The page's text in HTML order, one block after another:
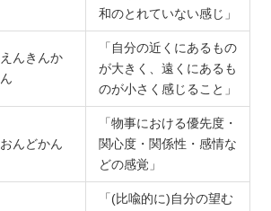
和のとれていない感じ」
えんきんか
ん
「自分の近くにあるもの
が大きく、遠くにあるも
のが小さく感じること」
おんどかん
「物事における優先度・
関心度・関係性・感情な
どの感覚」
「(比喩的に)自分の望む